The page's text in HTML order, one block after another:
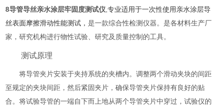
8导管导丝亲水涂层牢固度测试仪 ,专业适用于一次性使用亲水涂层导
丝表面摩擦滑动性能测试，是一款综合性检测仪器。是各材料生产厂
家，研究机构进行物性试验、研究及质量控制 的工具。
测试原理
将导管夹片安装于夹持系统的夹槽内。调整两个滑动夹块的间距
至规定的夹块间距，然后紧固夹片，确保导管夹片保持有良好的贴
合。将试验导管的一端自下而上地从两个导管夹片中穿过，试验仪的